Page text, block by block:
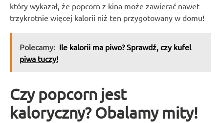
który wykazał, że popcorn z kina może zawierać nawet
trzykrotnie więcej kalorii niż ten przygotowany w domu!
Polecamy: Ile kalorii ma piwo? Sprawdź, czy kufel
piwa tuczy!
Czy popcorn jest
kaloryczny? Obalamy mity!